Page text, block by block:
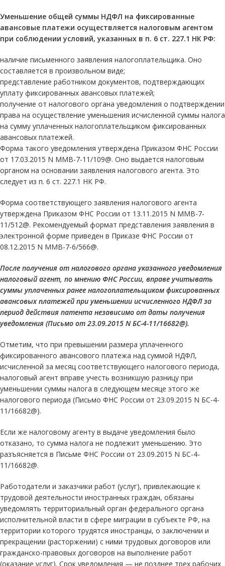
Уменьшение общей суммы НДФЛ на фиксированные
авансовые платежи осуществляется налоговым агентом
при соблюдении условий, указанных в п. 6 ст. 227.1 НК РФ:
наличие письменного заявления налогоплательщика. Оно
составляется в произвольном виде;
представление работником документов, подтверждающих
уплату фиксированных авансовых платежей;
получение от налогового органа уведомления о подтверждении
права на осуществление уменьшения исчисленной суммы налога
на сумму уплаченных налогоплательщиком фиксированных
авансовых платежей.
Форма такого уведомления утверждена Приказом ФНС России
от 17.03.2015 N ММВ-7-11/109@. Оно выдается налоговым
органом на основании заявления налогового агента. Это
следует из п. 6 ст. 227.1 НК РФ.
Форма соответствующего заявления налогового агента
утверждена Приказом ФНС России от 13.11.2015 N ММВ-7-
11/512@. Рекомендуемый формат представления заявления в
электронной форме приведен в Приказе ФНС России от
08.12.2015 N ММВ-7-6/566@.
После получения от налогового органа указанного уведомления
налоговый агент, по мнению ФНС России, вправе учитывать
суммы уплаченных ранее налогоплательщиком фиксированных
авансовых платежей при уменьшении исчисленного НДФЛ за
период действия патента независимо от даты получения
уведомления (Письмо от 23.09.2015 N БС-4-11/16682@).
Отметим, что при превышении размера уплаченного
фиксированного авансового платежа над суммой НДФЛ,
исчисленной за месяц соответствующего налогового периода,
налоговый агент вправе учесть возникшую разницу при
уменьшении суммы налога в следующем месяце этого же
налогового периода (Письмо ФНС России от 23.09.2015 N БС-4-
11/16682@).
Если же налоговому агенту в выдаче уведомления было
отказано, то сумма налога не подлежит уменьшению. Это
разъясняется в Письме ФНС России от 23.09.2015 N БС-4-
11/16682@.
Работодатели и заказчики работ (услуг), привлекающие к
трудовой деятельности иностранных граждан, обязаны
уведомлять территориальный орган федерального органа
исполнительной власти в сфере миграции в субъекте РФ, на
территории которого трудятся иностранцы, о заключении и
прекращении (расторжении) с ними трудовых договоров или
гражданско-правовых договоров на выполнение работ
(оказание услуг). Срок уведомления — не позднее трех рабочих